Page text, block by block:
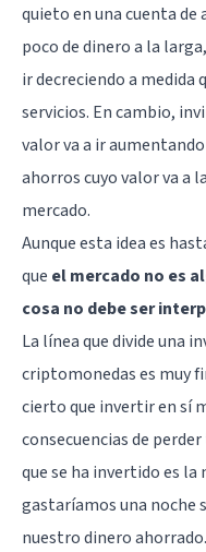
quieto en una cuenta
poco de dinero a la
ir decreciendo a medida
servicios. En cambio,
valor va a ir
ahorros cuyo valor va a
mercado.
Aunque esta idea es
que el mercado no es
cosa no debe ser
La línea que divide una
criptomonedas es muy
cierto que invertir en sí
consecuencias de
que se ha invertido es la
gastaríamos una noche
nuestro dinero ahorrado.